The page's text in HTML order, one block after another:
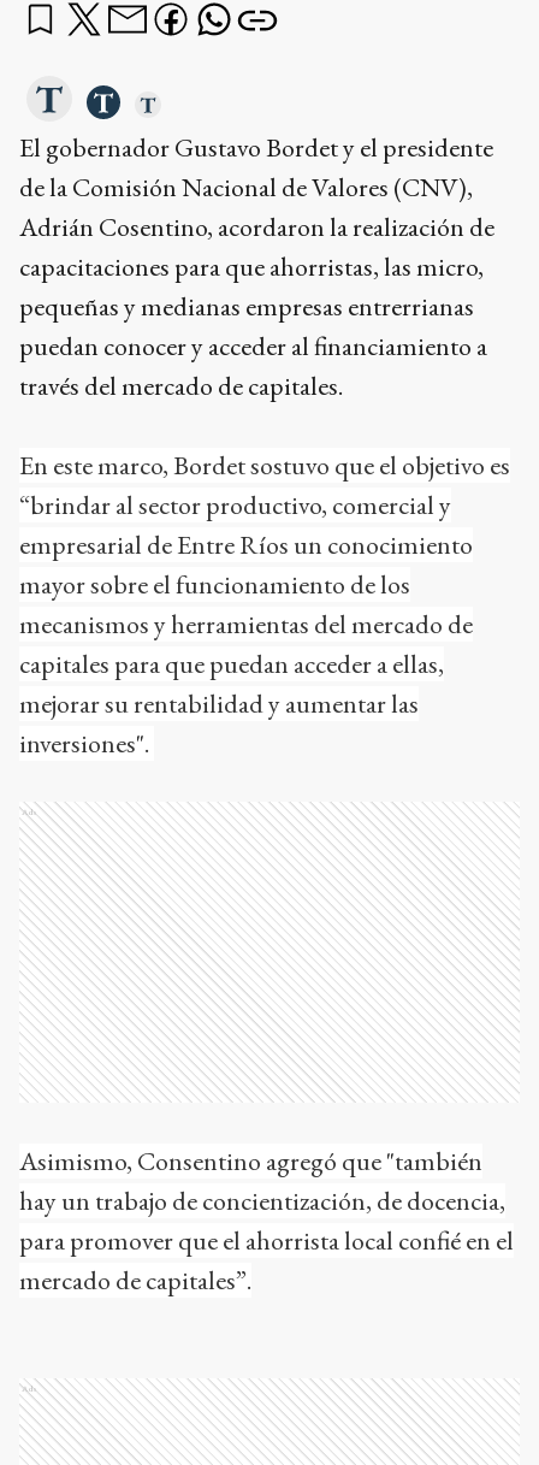
El gobernador Gustavo Bordet y el presidente
de la Comisión Nacional de Valores (CNV),
Adrián Cosentino, acordaron la realización de
capacitaciones para que ahorristas, las micro,
pequeñas y medianas empresas entrerrianas
puedan conocer y acceder al financiamiento a
través del mercado de capitales.
En este marco, Bordet sostuvo que el objetivo es
“brindar al sector productivo, comercial y
empresarial de Entre Ríos un conocimiento
mayor sobre el funcionamiento de los
mecanismos y herramientas del mercado de
capitales para que puedan acceder a ellas,
mejorar su rentabilidad y aumentar las
inversiones".
Ads
Asimismo, Consentino agregó que "también
hay un trabajo de concientización, de docencia,
para promover que el ahorrista local confié en el
mercado de capitales”.
Ads